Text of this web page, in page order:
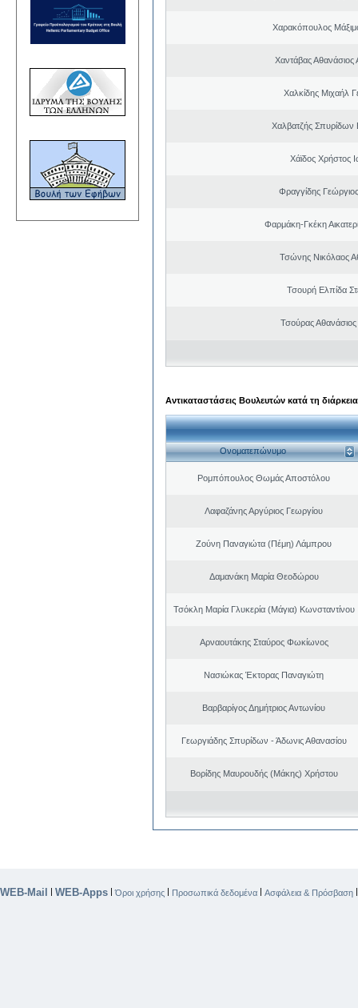
Χαρακόπουλος
Χαντάβας Αθανάσιος
Χαλκίδης Μιχαήλ
Χαλβατζής Σπυρίδων
Χάϊδος Χρήστος
Φραγγίδης
Φαρμάκη-Γκέκη
Τσώνης Νικόλαος
Τσουρή Ελπίδα
Τσούρας
Αντικαταστάσεις Βουλευτών κατά τη
Ονοματεπώνυμο
Ρομπόπουλος Θωμάς Αποστόλου
Λαφαζάνης Αργύριος Γεωργίου
Ζούνη Παναγιώτα (Πέμη) Λάμπρου
Δαμανάκη Μαρία Θεοδώρου
Τσόκλη Μαρία Γλυκερία (Μάγια) Κωνσταντίνου
Αρναουτάκης Σταύρος Φωκίωνος
Νασιώκας Έκτορας Παναγιώτη
Βαρβαρίγος Δημήτριος Αντωνίου
Γεωργιάδης Σπυρίδων - Άδωνις Αθανασίου
Βορίδης Μαυρουδής (Μάκης) Χρήστου
WEB-Mail | WEB-Apps |Όροι χρήσης | Προσωπικά δεδομένα | Ασφάλεια & Πρόσβαση